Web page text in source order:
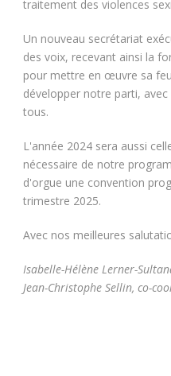
traitement des violences
Un nouveau secrétariat
des voix, recevant ainsi la
pour mettre en œuvre sa
développer notre parti,
tous.
L'année 2024 sera aussi
nécessaire de notre
d'orgue une convention
trimestre 2025.
Avec nos meilleures
Isabelle-Hélène Lerner-
Jean-Christophe Sellin, co-